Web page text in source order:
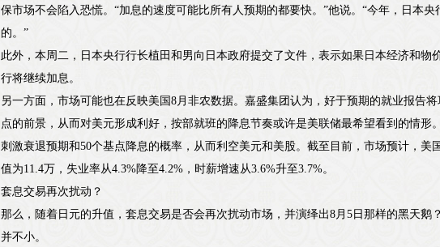
保市场不会陷入恐慌。“加息的速度可能比所有人预期的都要快。”他说。“今年，日本
的。”
此外，本周二，日本央行行长植田和男向日本政府提交了文件，表示如果日本经济和物
行将继续加息。
另一方面，市场可能也在反映美国8月非农数据。嘉盛集团认为，好于预期的就业报告
点的前景，从而对美元形成利好，按部就班的降息节奏或许是美联储最希望看到的情形
刺激衰退预期和50个基点降息的概率，从而利空美元和美股。截至目前，市场预计，美
值为11.4万，失业率从4.3%降至4.2%，时薪增速从3.6%升至3.7%。
套息交易再次扰动？
那么，随着日元的升值，套息交易是否会再次扰动市场，并演绎出8月5日那样的黑天鹅
并不小。